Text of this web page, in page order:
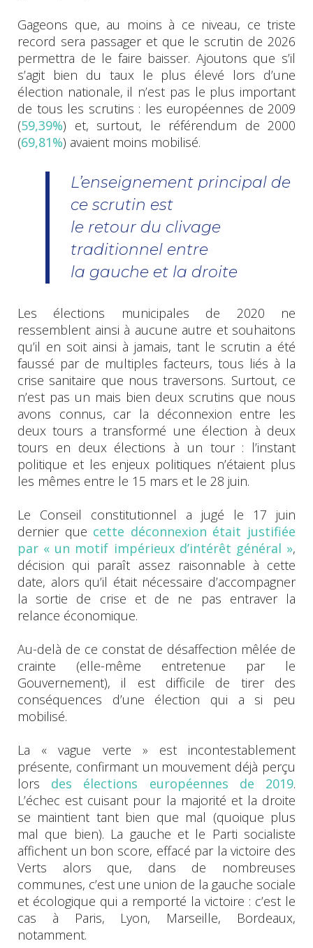
Gageons que, au moins à ce niveau, ce triste
record sera passager et que le scrutin de 2026
permettra de le faire baisser. Ajoutons que s’il
s’agit bien du taux le plus élevé lors d’une
élection nationale, il n’est pas le plus important
de tous les scrutins : les européennes de 2009
(59,39%) et, surtout, le référendum de 2000
(69,81%) avaient moins mobilisé.
L’enseignement principal de
ce scrutin est
le retour du clivage
traditionnel entre
la gauche et la droite
Les élections municipales de 2020 ne
ressemblent ainsi à aucune autre et souhaitons
qu’il en soit ainsi à jamais, tant le scrutin a été
faussé par de multiples facteurs, tous liés à la
crise sanitaire que nous traversons. Surtout, ce
n’est pas un mais bien deux scrutins que nous
avons connus, car la déconnexion entre les
deux tours a transformé une élection à deux
tours en deux élections à un tour : l’instant
politique et les enjeux politiques n’étaient plus
les mêmes entre le 15 mars et le 28 juin.
Le Conseil constitutionnel a jugé le 17 juin
dernier que cette déconnexion était justifiée
par « un motif impérieux d’intérêt général »,
décision qui paraît assez raisonnable à cette
date, alors qu’il était nécessaire d’accompagner
la sortie de crise et de ne pas entraver la
relance économique.
Au-delà de ce constat de désaffection mêlée de
crainte (elle-même entretenue par le
Gouvernement), il est difficile de tirer des
conséquences d’une élection qui a si peu
mobilisé.
La « vague verte » est incontestablement
présente, confirmant un mouvement déjà perçu
lors des élections européennes de 2019.
L’échec est cuisant pour la majorité et la droite
se maintient tant bien que mal (quoique plus
mal que bien). La gauche et le Parti socialiste
affichent un bon score, effacé par la victoire des
Verts alors que, dans de nombreuses
communes, c’est une union de la gauche sociale
et écologique qui a remporté la victoire : c’est le
cas à Paris, Lyon, Marseille, Bordeaux,
notamment.